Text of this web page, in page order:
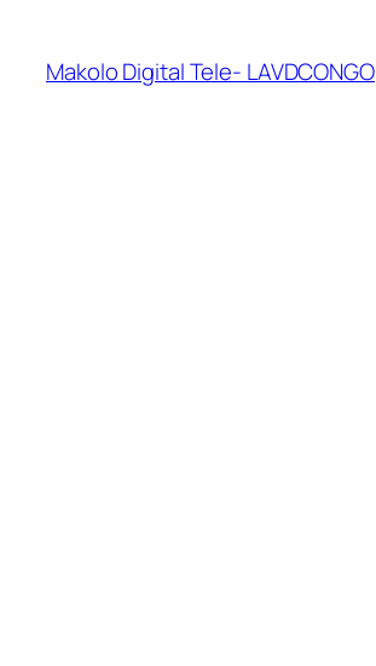
Makolo Digital Tele- LAVDCONGO